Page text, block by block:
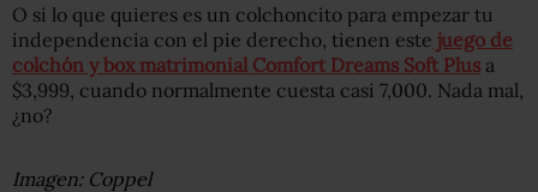
O si lo que quieres es un colchoncito para empezar tu
independencia con el pie derecho, tienen este juego de
colchón y box matrimonial Comfort Dreams Soft Plus a
$3,999, cuando normalmente cuesta casi 7,000. Nada mal,
¿no?
Imagen: Coppel